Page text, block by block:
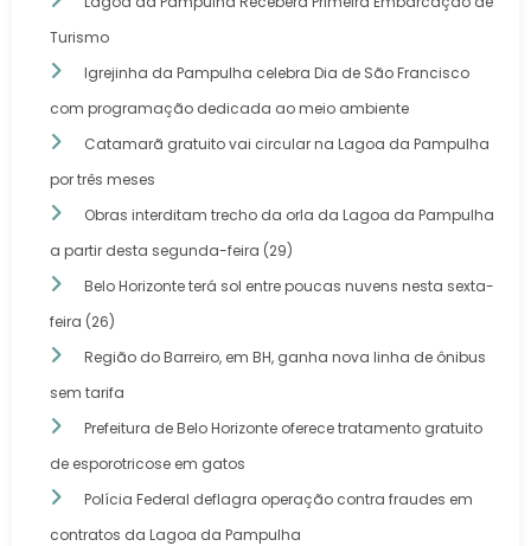
Turismo
Igrejinha da Pampulha celebra Dia de São Francisco
com programação dedicada ao meio ambiente
Catamarã gratuito vai circular na Lagoa da Pampulha
por três meses
Obras interditam trecho da orla da Lagoa da Pampulha
a partir desta segunda-feira (29)
Belo Horizonte terá sol entre poucas nuvens nesta sexta-
feira (26)
Região do Barreiro, em BH, ganha nova linha de ônibus
sem tarifa
Prefeitura de Belo Horizonte oferece tratamento gratuito
de esporotricose em gatos
Polícia Federal deflagra operação contra fraudes em
contratos da Lagoa da Pampulha